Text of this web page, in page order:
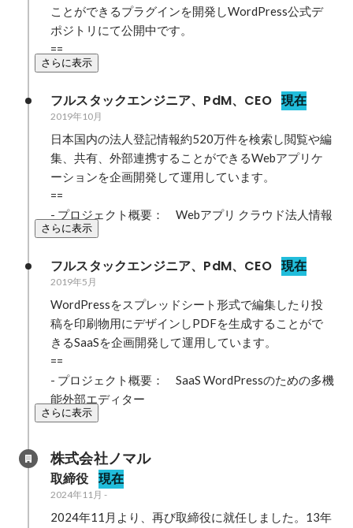
ことができるプラグインを開発しWordPress公式デ
ポジトリにて公開中です。
==
さらに表示
フルスタックエンジニア、PdM、CEO 現在
2019年10月
日本国内の法人登記情報約520万件を検索し閲覧や編
集、共有、外部連携することができるWebアプリケ
ーションを企画開発して運用しています。
==
- プロジェクト概要：　Webアプリ クラウド法⼈情報
さらに表示
フルスタックエンジニア、PdM、CEO 現在
2019年5月
WordPressをスプレッドシート形式で編集したり投
稿を印刷物用にデザインしPDFを生成することがで
きるSaaSを企画開発して運用しています。
==
- プロジェクト概要：　SaaS WordPressのための多機
能外部エディター
さらに表示
株式会社ノマル
取締役 現在
2024年11月 -
2024年11月より、再び取締役に就任しました。13年